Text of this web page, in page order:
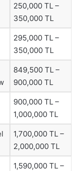
250,000 TL –
350,000 TL
295,000 TL –
350,000 TL
849,500 TL –
900,000 TL
900,000 TL –
1,000,000 TL
1,700,000 TL –
2,000,000 TL
1,590,000 TL –